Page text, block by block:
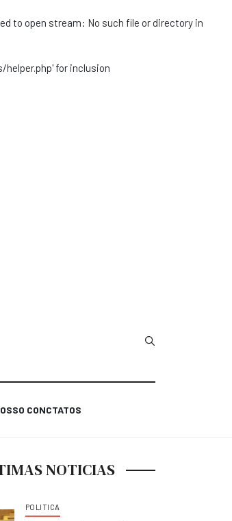
to open stream: No such file or directory in
for inclusion
Type 2 or more
CONCTATOS
NOTICIAS
POLITICA